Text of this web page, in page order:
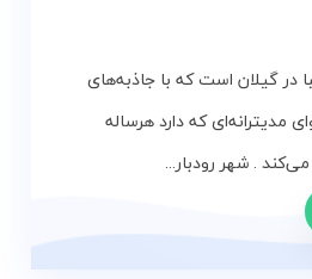
در گیلان است که با جاذبه‌های
مدیترانه‌ای که دارد هرساله
. شهر رودبار...